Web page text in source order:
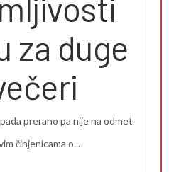
za duge
prerano pa nije na odmet
činjenicama o...